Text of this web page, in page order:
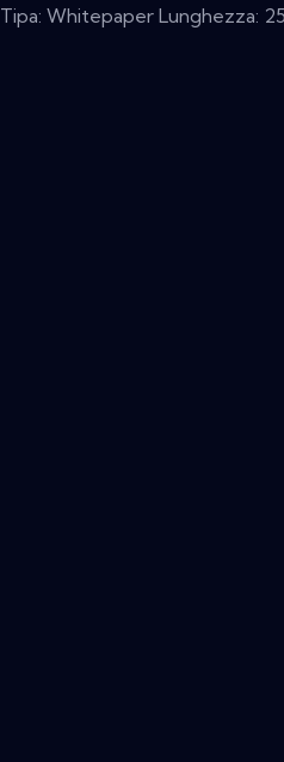
Tipa: Whitepaper Lunghezza: